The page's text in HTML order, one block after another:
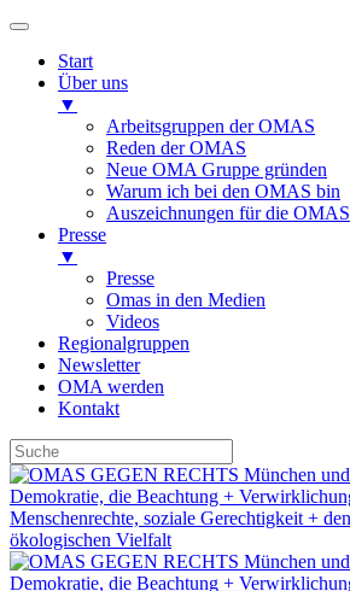
Start
Über uns
▼
Arbeitsgruppen der OMAS
Reden der OMAS
Neue OMA Gruppe gründen
Warum ich bei den OMAS bin
Auszeichnungen für die OMAS
Presse
▼
Presse
Omas in den Medien
Videos
Regionalgruppen
Newsletter
OMA werden
Kontakt